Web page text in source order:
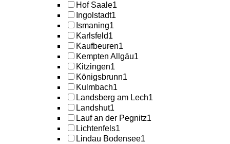
Hof Saale1
Ingolstadt1
Ismaning1
Karlsfeld1
Kaufbeuren1
Kempten Allgäu1
Kitzingen1
Königsbrunn1
Kulmbach1
Landsberg am Lech1
Landshut1
Lauf an der Pegnitz1
Lichtenfels1
Lindau Bodensee1